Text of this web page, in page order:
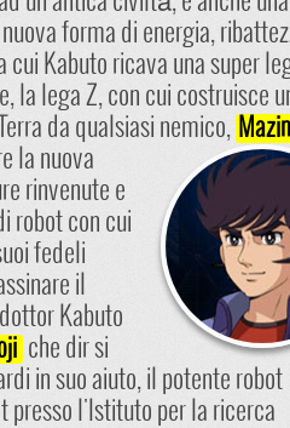
forma di energia,
cui Kabuto ricava una super
la lega Z, con cui costruisce
da qualsiasi nemico,
la nuova
rinvenute e
robot con cui
fedeli
il
Kabuto
che dir si
in suo aiuto, il potente robot
presso l'Istituto per la ricerca